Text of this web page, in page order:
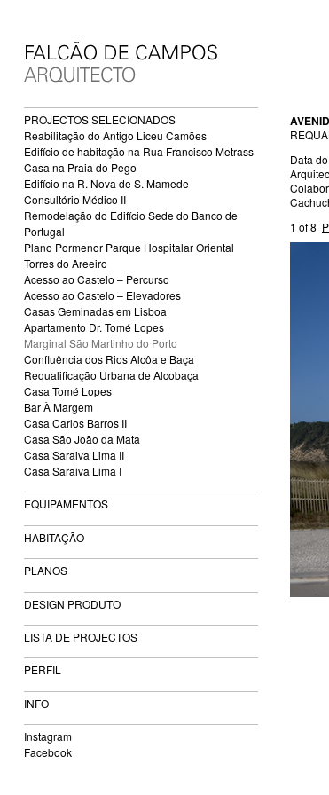
PROJECTOS SELECIONADOS
Reabilitação do Antigo Liceu Camões
Edifício de habitação na Rua Francisco Metrass
Casa na Praia do Pego
Edifício na R. Nova de S. Mamede
Consultório Médico II
Remodelação do Edifício Sede do Banco de
Portugal
Plano Pormenor Parque Hospitalar Oriental
Torres do Areeiro
Acesso ao Castelo – Percurso
Acesso ao Castelo – Elevadores
Casas Geminadas em Lisboa
Apartamento Dr. Tomé Lopes
Marginal São Martinho do Porto
Confluência dos Rios Alcôa e Baça
Requalificação Urbana de Alcobaça
Casa Tomé Lopes
Bar À Margem
Casa Carlos Barros II
Casa São João da Mata
Casa Saraiva Lima II
Casa Saraiva Lima I
EQUIPAMENTOS
HABITAÇÃO
PLANOS
DESIGN PRODUTO
LISTA DE PROJECTOS
PERFIL
INFO
Instagram
Facebook
Data
1 of 8